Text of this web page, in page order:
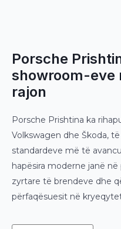
Porsche
showroom-eve
rajon
Porsche Prishtina ka
Volkswagen dhe Škoda,
standardeve më të
hapësira moderne janë
zyrtare të brendeve dhe
përfaqësuesit në